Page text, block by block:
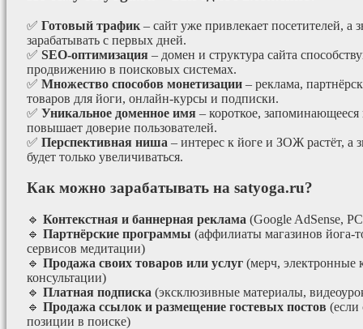
✅ Готовый трафик – сайт уже привлекает посетителей, а
зарабатывать с первых дней.
✅ SEO-оптимизация – домен и структура сайта
продвижению в поисковых системах.
✅ Множество способов монетизации – реклама,
товаров для йоги, онлайн-курсы и подписки.
✅ Уникальное доменное имя – короткое, запоминающееся
повышает доверие пользователей.
✅ Перспективная ниша – интерес к йоге и ЗОЖ растёт, а
будет только увеличиваться.
Как можно зарабатывать на satyoga.ru?
🔹 Контекстная и баннерная реклама (Google AdSense,
🔹 Партнёрские программы (аффилиаты магазинов йога-
сервисов медитации)
🔹 Продажа своих товаров или услуг (мерч, электронные
консультации)
🔹 Платная подписка (эксклюзивные материалы,
🔹 Продажа ссылок и размещение гостевых постов (если
позиции в поиске)